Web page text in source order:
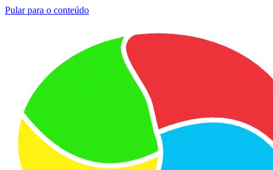
Pular para o conteúdo